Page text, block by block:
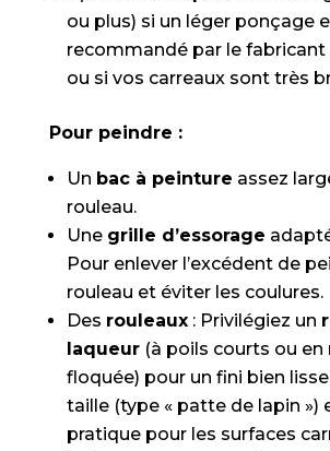
ou plus) si un léger ponçage
recommandé par le
ou si vos carreaux sont très
Pour peindre :
Un bac à peinture assez
rouleau.
Une grille d’essorage
Pour enlever l’excédent de
rouleau et éviter les coulures.
Des rouleaux: Privilégiez un
laqueur(à poils courts ou en
floquée) pour un fini bien
taille (type « patte de lapin »)
pratique pour les surfaces